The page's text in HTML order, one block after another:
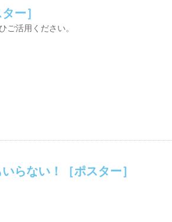
ー］
活用ください。
らない！［ポスター］